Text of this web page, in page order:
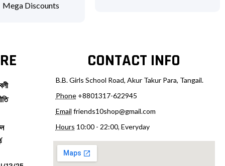
Mega Discounts
CONTACT INFO
B.B. Girls School Road, Akur Takur Para, Tangail.
Phone +8801317-622945
Email friends10shop@gmail.com
Hours 10:00 - 22:00, Everyday